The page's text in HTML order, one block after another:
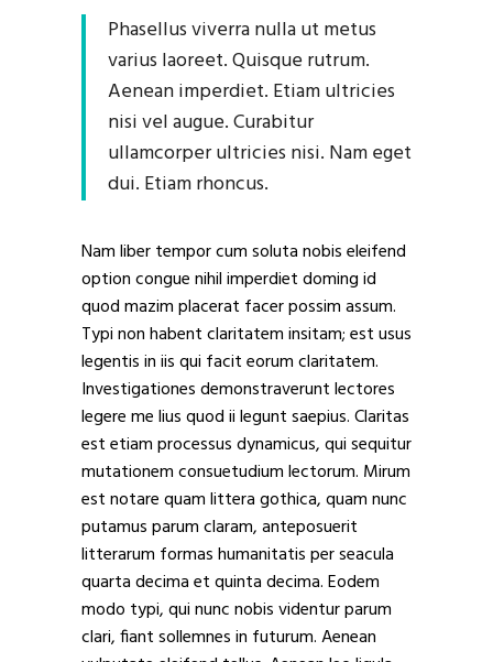
Phasellus viverra nulla ut metus
varius laoreet. Quisque rutrum.
Aenean imperdiet. Etiam ultricies
nisi vel augue. Curabitur
ullamcorper ultricies nisi. Nam eget
dui. Etiam rhoncus.
Nam liber tempor cum soluta nobis eleifend
option congue nihil imperdiet doming id
quod mazim placerat facer possim assum.
Typi non habent claritatem insitam; est usus
legentis in iis qui facit eorum claritatem.
Investigationes demonstraverunt lectores
legere me lius quod ii legunt saepius. Claritas
est etiam processus dynamicus, qui sequitur
mutationem consuetudium lectorum. Mirum
est notare quam littera gothica, quam nunc
putamus parum claram, anteposuerit
litterarum formas humanitatis per seacula
quarta decima et quinta decima. Eodem
modo typi, qui nunc nobis videntur parum
clari, fiant sollemnes in futurum. Aenean